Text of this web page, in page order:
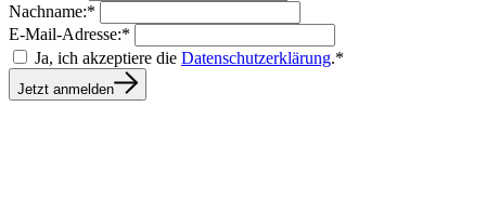
Nachname:*
E-Mail-Adresse:*
Ja, ich akzeptiere die Datenschutzerklärung.*
Jetzt anmelden